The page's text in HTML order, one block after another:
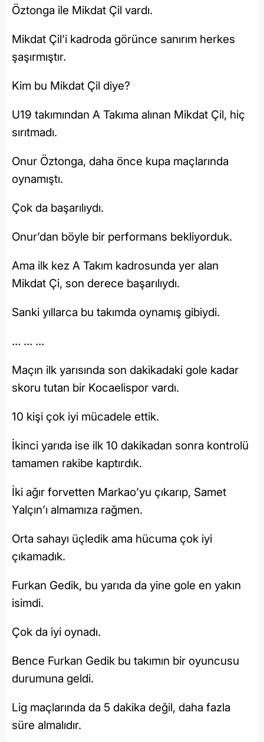
Öztonga ile Mikdat Çil vardı.
Mikdat Çil’i kadroda görünce sanırım herkes
şaşırmıştır.
Kim bu Mikdat Çil diye?
U19 takımından A Takıma alınan Mikdat Çil, hiç
sırıtmadı.
Onur Öztonga, daha önce kupa maçlarında
oynamıştı.
Çok da başarılıydı.
Onur’dan böyle bir performans bekliyorduk.
Ama ilk kez A Takım kadrosunda yer alan
Mikdat Çi, son derece başarılıydı.
Sanki yıllarca bu takımda oynamış gibiydi.
… … …
Maçın ilk yarısında son dakikadaki gole kadar
skoru tutan bir Kocaelispor vardı.
10 kişi çok iyi mücadele ettik.
İkinci yarıda ise ilk 10 dakikadan sonra kontrolü
tamamen rakibe kaptırdık.
İki ağır forvetten Markao’yu çıkarıp, Samet
Yalçın’ı almamıza rağmen.
Orta sahayı üçledik ama hücuma çok iyi
çıkamadık.
Furkan Gedik, bu yarıda da yine gole en yakın
isimdi.
Çok da iyi oynadı.
Bence Furkan Gedik bu takımın bir oyuncusu
durumuna geldi.
Lig maçlarında da 5 dakika değil, daha fazla
süre almalıdır.